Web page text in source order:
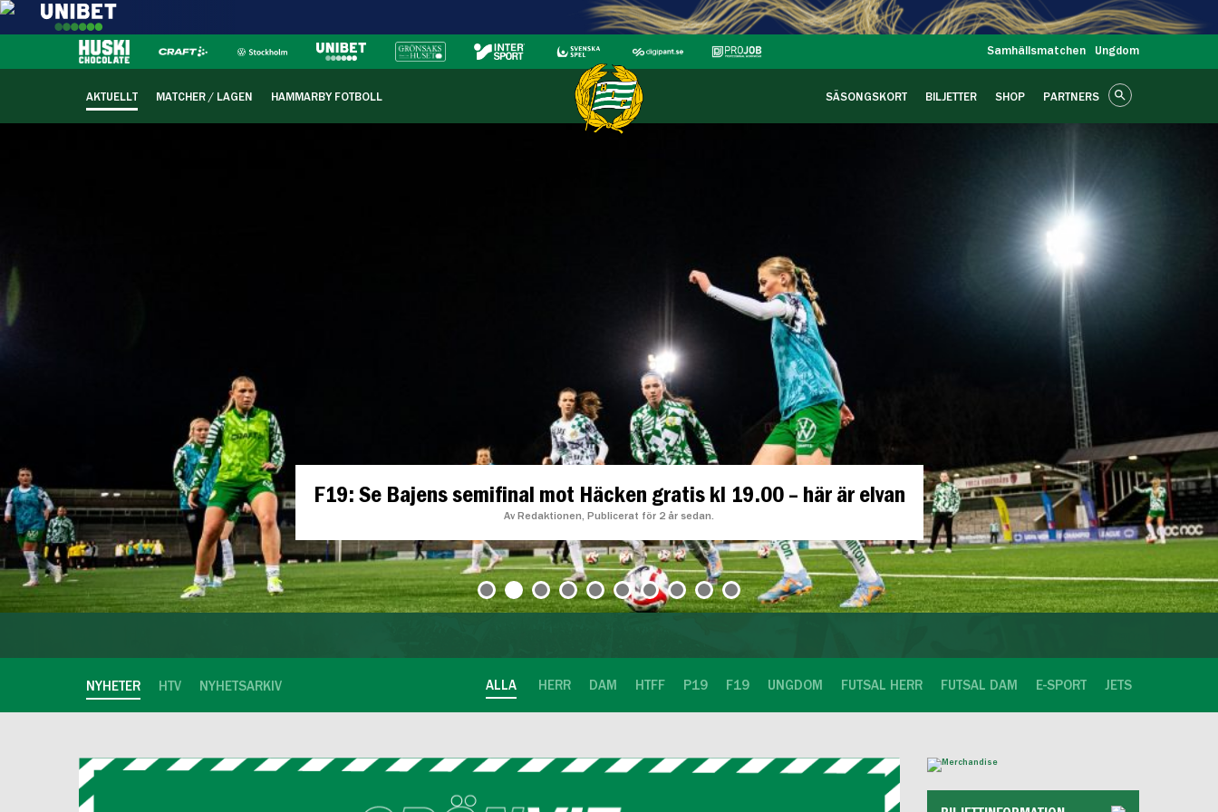
Samhällsmatchen Ungdom
AKTUELLT MATCHER / LAGEN HAMMARBY FOTBOLL SÄSONGSKORT BILJETTER SHOP PARTNERS
HTV: "En helt fantastisk klubb" — nyförvärvet Klara Folkesson
Av Redaktionen, Publicerat för 2 år sedan.
NYHETER HTV NYHETSARKIV ALLA HERR DAM HTFF P19 F19 UNGDOM FUTSAL HERR FUTSAL DAM E-SPORT JETS